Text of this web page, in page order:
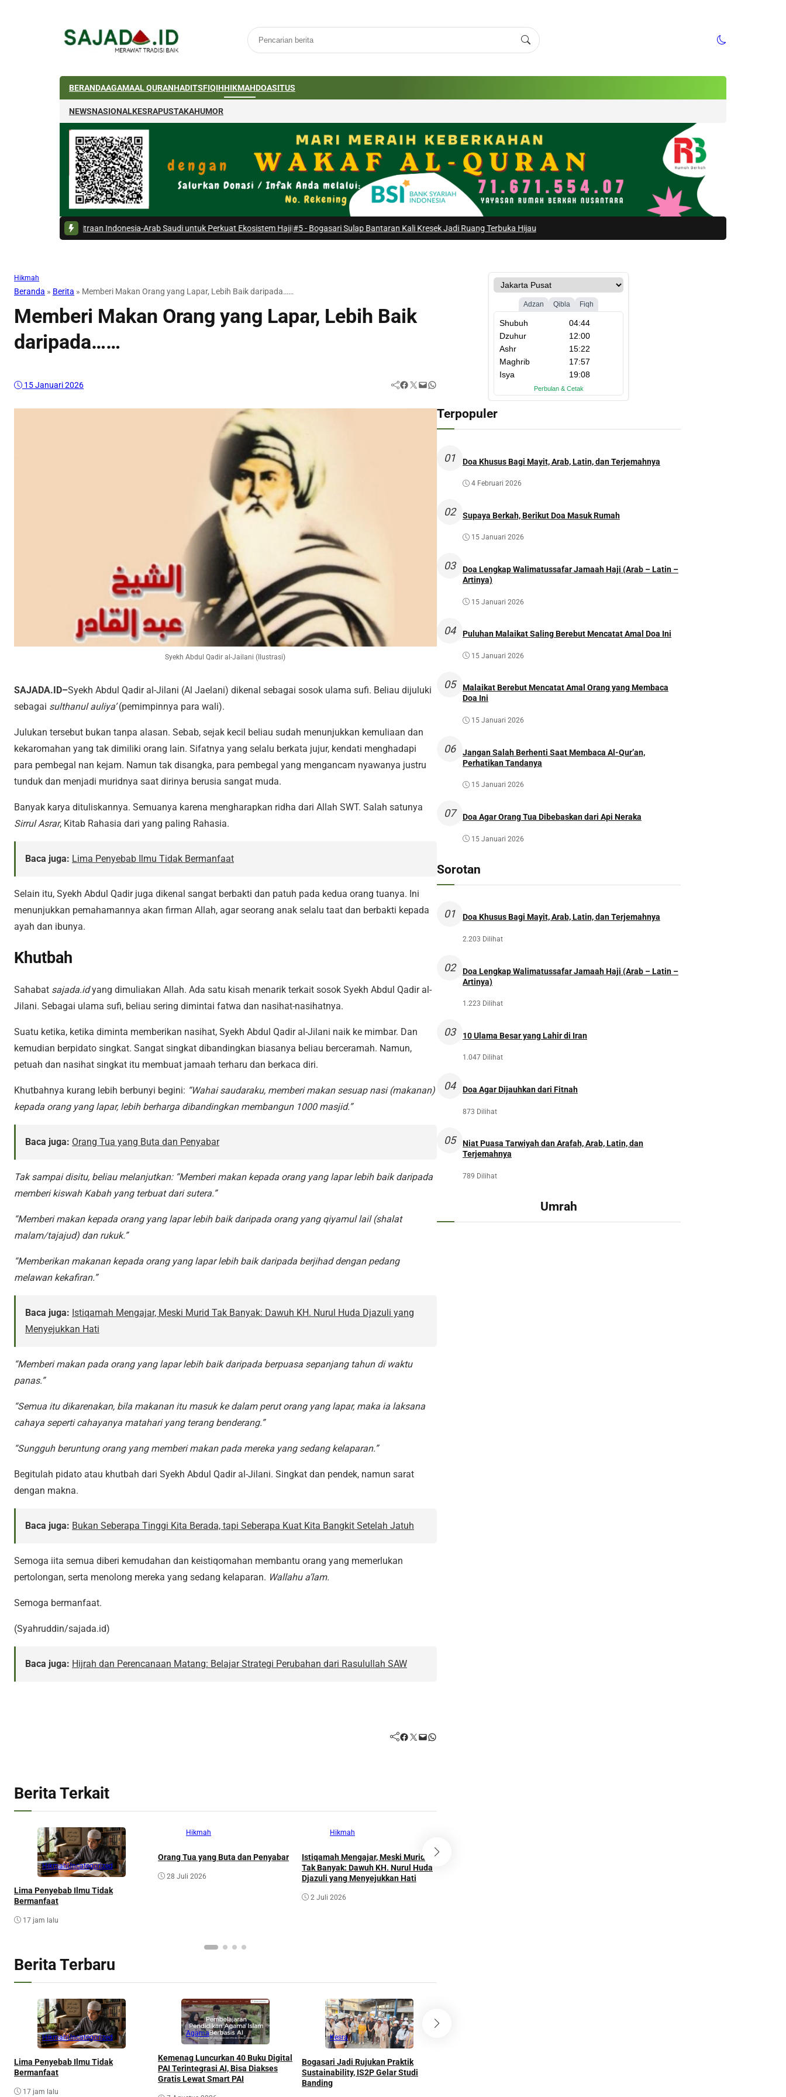
BERANDAAGAMAAL QURANHADITSFIQIHHIKMAHDOASITUS
NEWSNASIONALKESRAPUSTAKAHUMOR
Kemitraan Indonesia-Arab Saudi untuk Perkuat Ekosistem Haji|#5 -Bogasari Sulap Bantaran Kali Kresek Jadi Ruang Terbuka Hijau
Hikmah
Beranda » Berita » Memberi Makan Orang yang Lapar, Lebih Baik daripada……
Memberi Makan Orang yang Lapar, Lebih Baik
daripada……
15 Januari 2026 Facebook Twitter Mail WhatsApp
Syekh Abdul Qadir al-Jailani (Ilustrasi)
SAJADA.ID–Syekh Abdul Qadir al-Jilani (Al Jaelani) dikenal sebagai sosok ulama sufi. Beliau dijuluki
sebagai sulthanul auliya’(pemimpinnya para wali).
Julukan tersebut bukan tanpa alasan. Sebab, sejak kecil beliau sudah menunjukkan kemuliaan dan
kekaromahan yang tak dimiliki orang lain. Sifatnya yang selalu berkata jujur, kendati menghadapi
para pembegal nan kejam. Namun tak disangka, para pembegal yang mengancam nyawanya justru
tunduk dan menjadi muridnya saat dirinya berusia sangat muda.
Banyak karya dituliskannya. Semuanya karena mengharapkan ridha dari Allah SWT. Salah satunya
Sirrul Asrar, Kitab Rahasia dari yang paling Rahasia.
Baca juga: Lima Penyebab Ilmu Tidak Bermanfaat
Selain itu, Syekh Abdul Qadir juga dikenal sangat berbakti dan patuh pada kedua orang tuanya. Ini
menunjukkan pemahamannya akan firman Allah, agar seorang anak selalu taat dan berbakti kepada
ayah dan ibunya.
Khutbah
Sahabat sajada.idyang dimuliakan Allah. Ada satu kisah menarik terkait sosok Syekh Abdul Qadir al-
Jilani. Sebagai ulama sufi, beliau sering dimintai fatwa dan nasihat-nasihatnya.
Suatu ketika, ketika diminta memberikan nasihat, Syekh Abdul Qadir al-Jilani naik ke mimbar. Dan
kemudian berpidato singkat. Sangat singkat dibandingkan biasanya beliau berceramah. Namun,
petuah dan nasihat singkat itu membuat jamaah terharu dan berkaca diri.
Khutbahnya kurang lebih berbunyi begini: “Wahai saudaraku, memberi makan sesuap nasi (makanan)
kepada orang yang lapar, lebih berharga dibandingkan membangun 1000 masjid.”
Baca juga: Orang Tua yang Buta dan Penyabar
Tak sampai disitu, beliau melanjutkan: “Memberi makan kepada orang yang lapar lebih baik daripada
memberi kiswah Kabah yang terbuat dari sutera.”
“Memberi makan kepada orang yang lapar lebih baik daripada orang yang qiyamul lail (shalat
malam/tajajud) dan rukuk.”
“Memberikan makanan kepada orang yang lapar lebih baik daripada berjihad dengan pedang
melawan kekafiran.”
Baca juga: Istiqamah Mengajar, Meski Murid Tak Banyak: Dawuh KH. Nurul Huda Djazuli yang
Menyejukkan Hati
“Memberi makan pada orang yang lapar lebih baik daripada berpuasa sepanjang tahun di waktu
panas.”
“Semua itu dikarenakan, bila makanan itu masuk ke dalam perut orang yang lapar, maka ia laksana
cahaya seperti cahayanya matahari yang terang benderang.”
“Sungguh beruntung orang yang memberi makan pada mereka yang sedang kelaparan.”
Begitulah pidato atau khutbah dari Syekh Abdul Qadir al-Jilani. Singkat dan pendek, namun sarat
dengan makna.
Baca juga: Bukan Seberapa Tinggi Kita Berada, tapi Seberapa Kuat Kita Bangkit Setelah Jatuh
Semoga iita semua diberi kemudahan dan keistiqomahan membantu orang yang memerlukan
pertolongan, serta menolong mereka yang sedang kelaparan. Wallahu a’lam.
Semoga bermanfaat.
(Syahruddin/sajada.id)
Baca juga: Hijrah dan Perencanaan Matang: Belajar Strategi Perubahan dari Rasulullah SAW
Facebook Twitter Mail WhatsApp
Berita Terkait
HikmahUncategorized
Lima Penyebab Ilmu Tidak
Bermanfaat
17 jam lalu
Hikmah
Orang Tua yang Buta dan Penyabar
28 Juli 2026
Hikmah
Istiqamah Mengajar, Meski Murid
Tak Banyak: Dawuh KH. Nurul Huda
Djazuli yang Menyejukkan Hati
2 Juli 2026
Berita Terbaru
HikmahUncategorized
Lima Penyebab Ilmu Tidak
Bermanfaat
17 jam lalu
Agama
Kemenag Luncurkan 40 Buku Digital
PAI Terintegrasi AI, Bisa Diakses
Gratis Lewat Smart PAI
Kesra
Bogasari Jadi Rujukan Praktik
Sustainability, IS2P Gelar Studi
Banding
Terpopuler
01 Doa Khusus Bagi Mayit, Arab, Latin, dan Terjemahnya
4 Februari 2026
02 Supaya Berkah, Berikut Doa Masuk Rumah
15 Januari 2026
03
Doa Lengkap Walimatussafar Jamaah Haji (Arab – Latin –
Artinya)
15 Januari 2026
04 Puluhan Malaikat Saling Berebut Mencatat Amal Doa Ini
15 Januari 2026
05
Malaikat Berebut Mencatat Amal Orang yang Membaca
Doa Ini
15 Januari 2026
06
Jangan Salah Berhenti Saat Membaca Al-Qur’an,
Perhatikan Tandanya
15 Januari 2026
07 Doa Agar Orang Tua Dibebaskan dari Api Neraka
15 Januari 2026
Sorotan
01 Doa Khusus Bagi Mayit, Arab, Latin, dan Terjemahnya
2.203 Dilihat
02
Doa Lengkap Walimatussafar Jamaah Haji (Arab – Latin –
Artinya)
1.223 Dilihat
03 10 Ulama Besar yang Lahir di Iran
1.047 Dilihat
04 Doa Agar Dijauhkan dari Fitnah
873 Dilihat
05
Niat Puasa Tarwiyah dan Arafah, Arab, Latin, dan
Terjemahnya
789 Dilihat
Umrah